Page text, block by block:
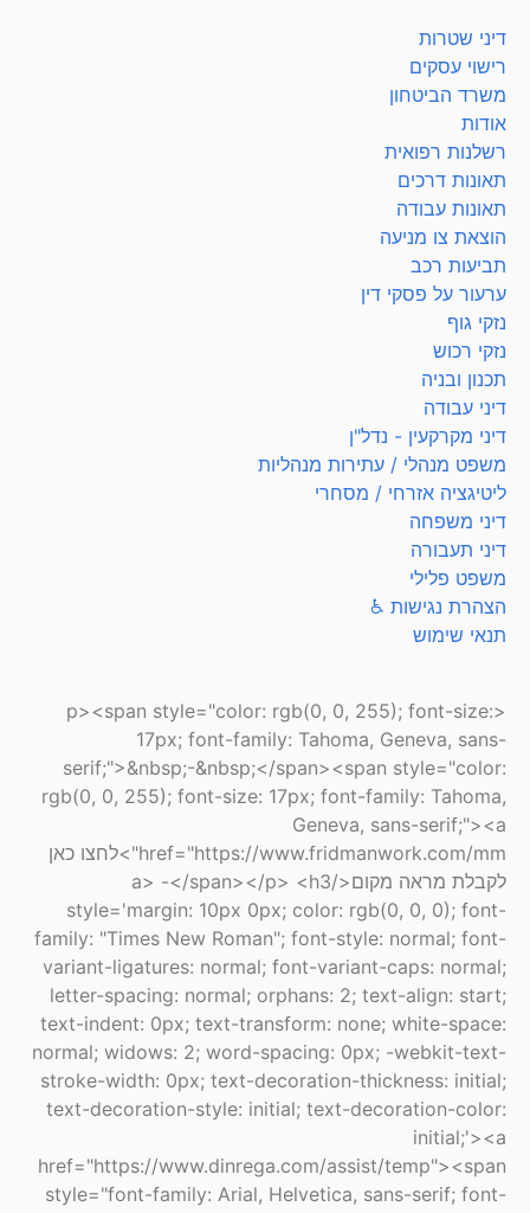
דיני שטרות
רישוי עסקים
משרד הביטחון
אודות
רשלנות רפואית
תאונות דרכים
תאונות עבודה
הוצאת צו מניעה
תביעות רכב
ערעור על פסקי דין
נזקי גוף
נזקי רכוש
תכנון ובניה
דיני עבודה
דיני מקרקעין - נדל"ן
משפט מנהלי / עתירות מנהליות
ליטיגציה אזרחי / מסחרי
דיני משפחה
דיני תעבורה
משפט פלילי
הצהרת נגישות ♿
תנאי שימוש
<p><span style="color: rgb(0, 0, 255); font-size:
17px; font-family: Tahoma, Geneva, sans-
serif;">&nbsp;-&nbsp;</span><span style="color:
rgb(0, 0, 255); font-size: 17px; font-family: Tahoma,
Geneva, sans-serif;"><a
href="https://www.fridmanwork.com/mm">לחצו כאן
לקבלת מראה מקום</a> -</span></p> <h3
style='margin: 10px 0px; color: rgb(0, 0, 0); font-
family: "Times New Roman"; font-style: normal; font-
variant-ligatures: normal; font-variant-caps: normal;
letter-spacing: normal; orphans: 2; text-align: start;
text-indent: 0px; text-transform: none; white-space:
normal; widows: 2; word-spacing: 0px; -webkit-text-
stroke-width: 0px; text-decoration-thickness: initial;
text-decoration-style: initial; text-decoration-color:
initial;'><a
href="https://www.dinrega.com/assist/temp"><span
style="font-family: Arial, Helvetica, sans-serif; font-